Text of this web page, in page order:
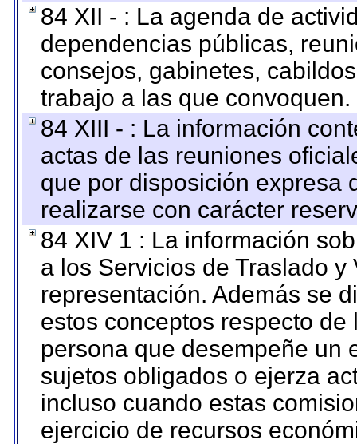
84 XII - : La agenda de
dependencias públicas,
consejos, gabinetes,
trabajo a las que convoquen.
84 XIII - : La información
actas de las reuniones
que por disposición expresa
realizarse con carácter
84 XIV 1 : La información
a los Servicios de Traslado
representación. Además se
estos conceptos respecto
persona que desempeñe un
sujetos obligados o ejerza
incluso cuando estas
ejercicio de recursos